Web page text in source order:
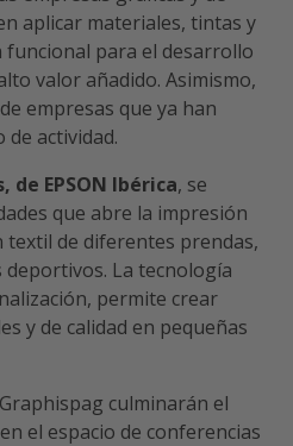
aplicar materiales, tintas y
para el desarrollo
valor añadido. Asimismo,
empresas que ya han
actividad.
de EPSON Ibérica, se
que abre la impresión
de diferentes prendas,
La tecnología
permite crear
y de calidad en pequeñas
culminarán el
el espacio de conferencias